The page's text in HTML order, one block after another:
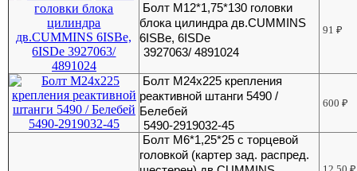
Болт М12*1,75*130 головки
блока цилиндра дв.CUMMINS
6ISBe, 6ISDe
3927063/ 4891024
91₽
Болт М24х225 крепления
реактивной штанги 5490 /
Белебей
5490-2919032-45
600₽
Болт М6*1,25*25 с торцевой
головкой (картер зад. распред.